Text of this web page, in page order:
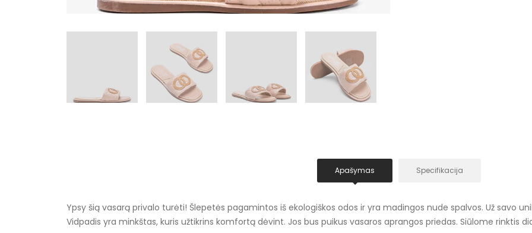
Apašymas Specifikacija
Ypsy šią vasarą privalo turėti! Šlepetės pagamintos iš ekologiškos odos ir yra madingos nude spalvos. Už savo
Vidpadis yra minkštas, kuris užtikrins komfortą dėvint. Jos bus puikus vasaros aprangos priedas. Siūlome rinktis